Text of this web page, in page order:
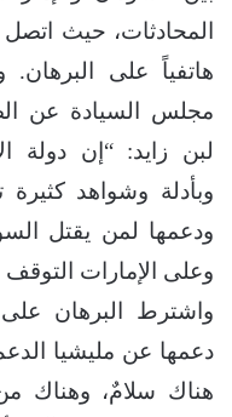
المحادثات، حيث اتصل
هاتفياً على
مجلس السيادة عن
لبن زايد: “إن دولة
وبأدلة وشواهد كثيرة
ودعمها لمن يقتل
وعلى الإمارات
واشترط البرهان
دعمها عن مليشيا
هناك سلامٌ، وهناك